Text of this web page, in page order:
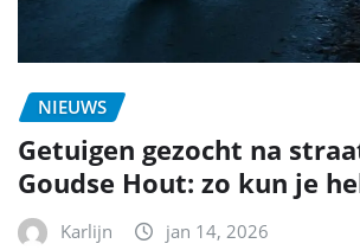
NIEUWS
Getuigen gezocht na
Goudse Hout: zo kun je
Karlijn jan 14, 2026